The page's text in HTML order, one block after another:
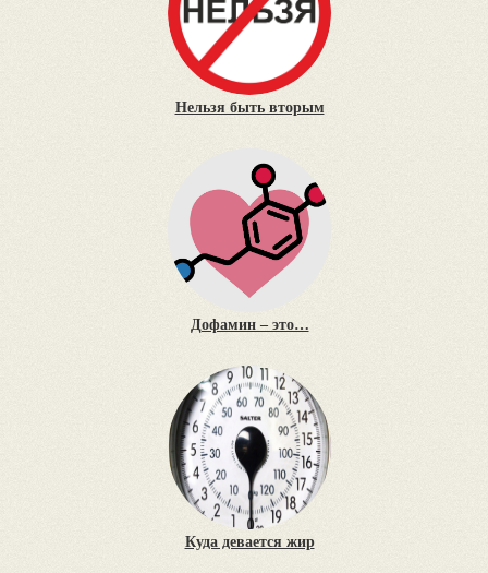
Нельзя быть вторым
Дофамин – это…
Куда девается жир